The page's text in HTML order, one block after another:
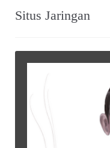
Situs Jaringan